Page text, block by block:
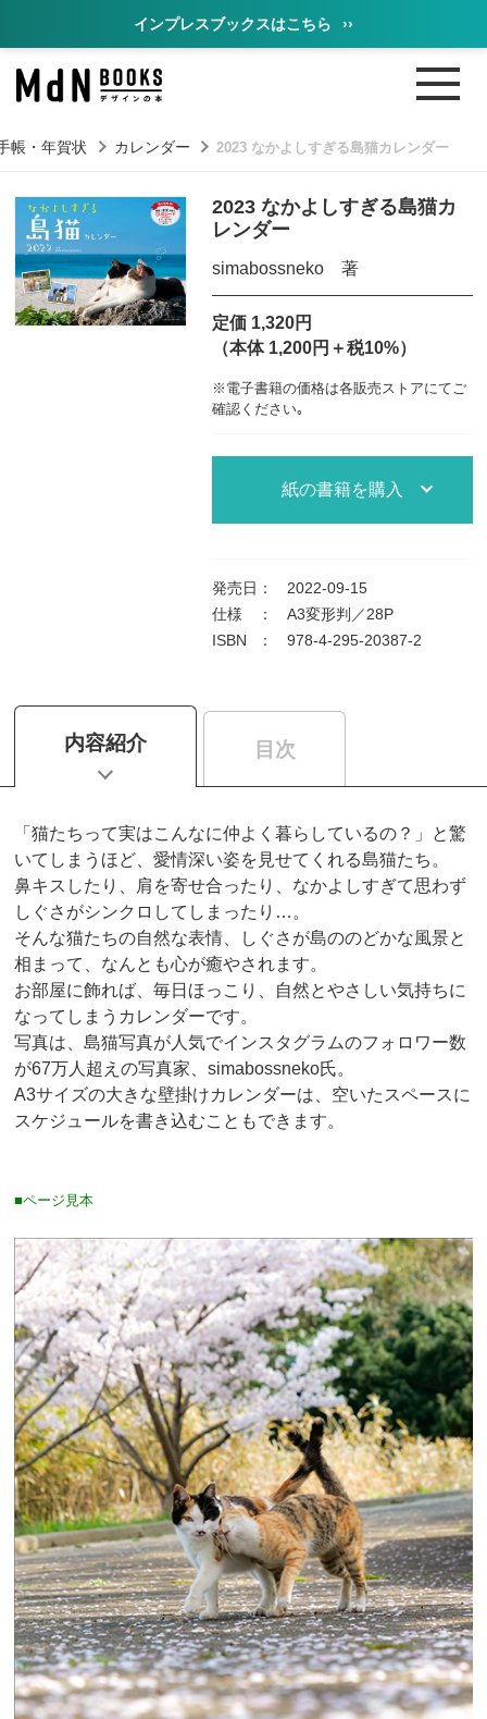
インプレスブックスはこちら ››
帳・年賀状 カレンダー 2023 なかよしすぎる島猫カレンダー
2023 なかよしすぎる島猫カ
レンダー
simabossneko 著
定価 1,320円
（本体 1,200円＋税10%）
※電子書籍の価格は各販売ストアにてご
確認ください｡
紙の書籍を購入
発売日 ：
2022-09-15
仕様
：
A3変形判／28P
ISBN
： 978-4-295-20387-2
内容紹介 目次
「猫たちって実はこんなに仲よく暮らしているの？」と驚
いてしまうほど、愛情深い姿を見せてくれる島猫たち。
鼻キスしたり、肩を寄せ合ったり、なかよしすぎて思わず
しぐさがシンクロしてしまったり…。
そんな猫たちの自然な表情、しぐさが島ののどかな風景と
相まって、なんとも心が癒やされます。
お部屋に飾れば、毎日ほっこり、自然とやさしい気持ちに
なってしまうカレンダーです。
写真は、島猫写真が人気でインスタグラムのフォロワー数
が67万人超えの写真家、simabossneko氏。
A3サイズの大きな壁掛けカレンダーは、空いたスペースに
スケジュールを書き込むこともできます。
■ページ見本